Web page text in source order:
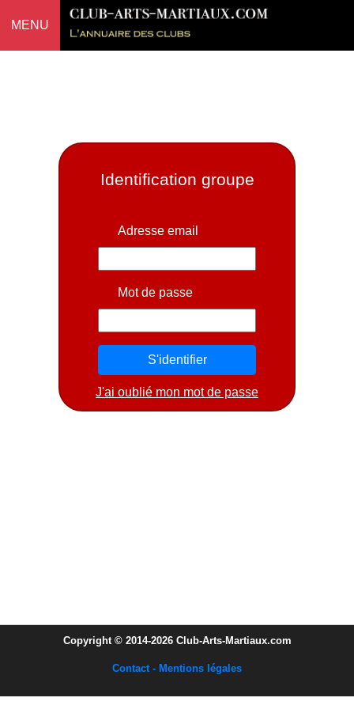
MENU
Identification groupe
Adresse email
Mot de passe
J'ai oublié mon mot de passe
Copyright © 2014-2026 Club-Arts-Martiaux.com
Contact - Mentions légales